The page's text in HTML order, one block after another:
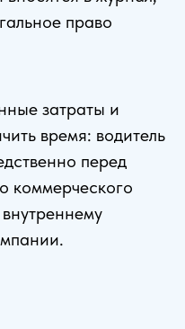
право
затраты и
время: водитель
перед
коммерческого